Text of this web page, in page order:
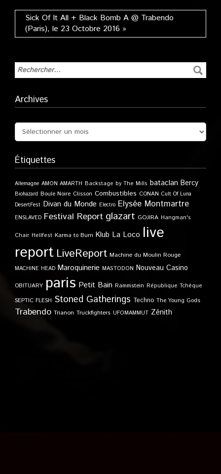
Sick Of It All + Black Bomb A @ Trabendo
(Paris), le 23 Octobre 2016 »
Archives
Étiquettes
Allemagne AMON AMARTH Backstage by The Mills bataclan Bercy
Biohazard Boule Noire Clisson Combustibles CONAN Cult Of Luna
DesertFest Divan du Monde Electro Elysée Montmartre
ENSLAVED Festival Report glazart GOJIRA Hangman's
Chair Hellfest Karma to Burn Klub La Loco live
report LiveReport Machine du Moulin Rouge
MACHINE HEAD Maroquinerie MASTODON Nouveau Casino
OBITUARY paris Petit Bain Rammstein République Tchèque
SEPTIC FLESH Stoned Gatherings Techno The Young Gods
Trabendo Trianon Truckfighters UFOMAMMUT Zénith